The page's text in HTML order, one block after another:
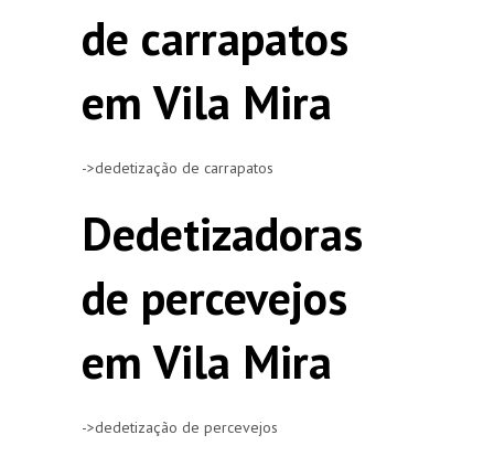
de carrapatos
em Vila Mira
->dedetização de carrapatos
Dedetizadoras
de percevejos
em Vila Mira
->dedetização de percevejos